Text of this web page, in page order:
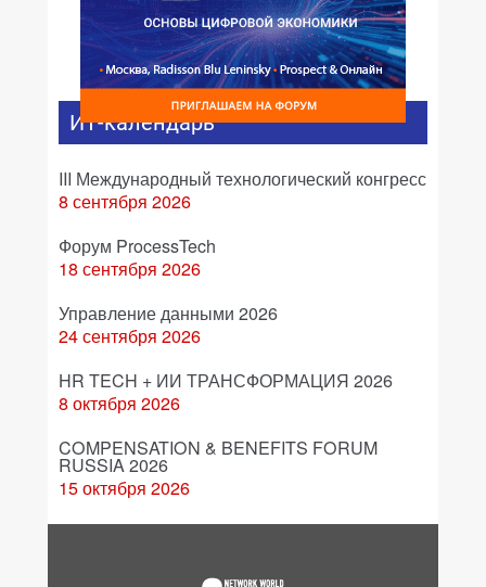
ИТ-календарь
III Международный технологический конгресс
8 сентября 2026
Форум ProcessTech
18 сентября 2026
Управление данными 2026
24 сентября 2026
HR TECH + ИИ ТРАНСФОРМАЦИЯ 2026
8 октября 2026
COMPENSATION & BENEFITS FORUM
RUSSIA 2026
15 октября 2026